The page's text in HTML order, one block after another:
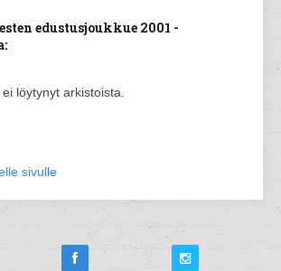
edustusjoukkue 2001 -
löytynyt arkistoista.
sivulle